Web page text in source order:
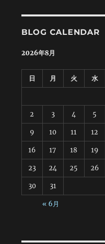
BLOG CALENDAR
2026年8月
日 月 火 水
2 3 4 5
9 10 11 12
16 17 18 19
23 24 25 26
30 31
« 6月